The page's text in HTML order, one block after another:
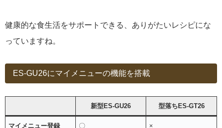
健康的な食生活をサポートできる、ありがたいレシピにな
っていますね。
ES-GU26にマイメニューの機能を搭載
新型ES-GU26 型落ちES-GT26
マイメニュー登録 〇 ×